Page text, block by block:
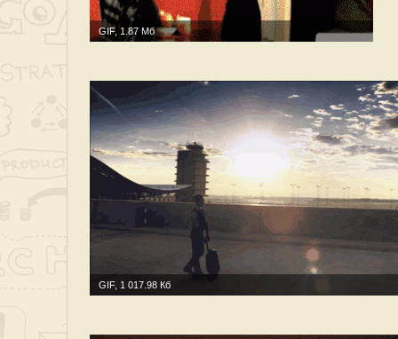
GIF, 1.87 Мб
GIF, 1 017.98 Кб